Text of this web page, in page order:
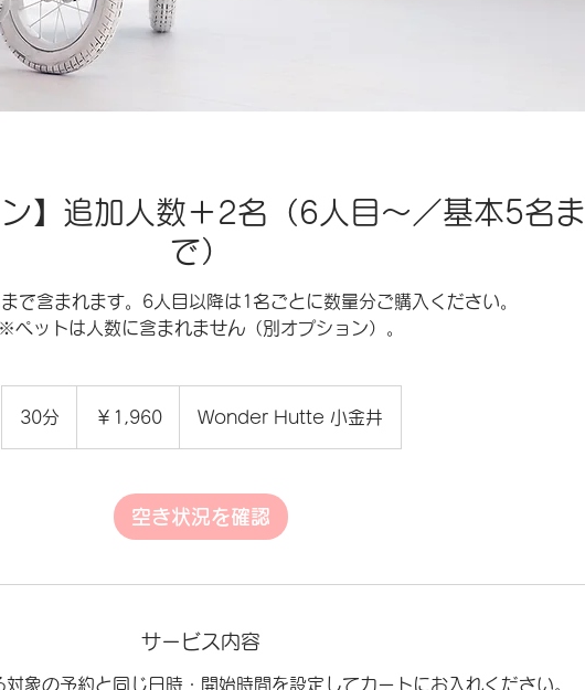
ン】追加人数＋2名（6人目〜／基本5名ま
で）
で含まれます。6人目以降は1名ごとに数量分ご購入ください。
※ペットは人数に含まれません（別オプション）。
30分
0
￥1,960 Wonder Hutte 小金井
空き状況を確認
サービス内容
象の予約と同じ日時・開始時間を設定してカートにお入れください。